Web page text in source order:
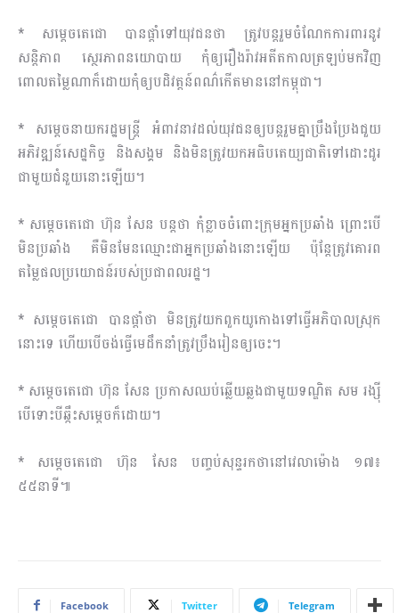
* សម្តេចតេជោ បានផ្តាំទៅយុវជនថា ត្រូវបន្តរួមចំណែកការពារនូវ
សន្តិភាព ស្ថេរភាពនយោបាយ កុំឲ្យរឿងរ៉ាវអតីតកាលត្រឡប់មកវិញ
ពោលតម្លៃណាក៏ដោយកុំឲ្យបដិវត្តន៍ពណ៌កើតមាននៅកម្ពុជា។
* សម្តេចនាយករដ្ឋមន្ត្រី អំពាវនាវដល់យុវជនឲ្យបន្តរួមគ្នាប្រឹងប្រែងជួយ
អភិវឌ្ឍន៍សេដ្ឋកិច្ច និងសង្គម ​និងមិនត្រូវយកអធិបតេយ្យជាតិទៅដោះដូរ
ជាមួយជំនួយនោះឡើយ។
* សម្តេចតេជោ ហ៊ុន សែន បន្តថា កុំខ្លាចចំពោះក្រុមអ្នកប្រឆាំង ព្រោះបើ
មិនប្រឆាំង គឺមិនមែនឈ្មោះជាអ្នកប្រឆាំងនោះឡើយ ប៉ុន្តែត្រូវគោរព
តម្លៃផលប្រយោជន៍របស់ប្រជាពលរដ្ឋ។
* សម្តេចតេជោ បានផ្តាំថា មិនត្រូវយកពួកយូកោងទៅធ្វើអភិបាលស្រុក
នោះទេ ហើយបើចង់ធ្វើមេដឹកនាំត្រូវប្រឹងរៀនឲ្យចេះ។
* សម្តេចតេជោ ហ៊ុន សែន ប្រកាសឈប់ឆ្លើយឆ្លងជាមួយទណ្ឌិត សម រង្ស៉ី
បើទោះបីឆ្កឹះសម្តេចក៏ដោយ។
* សម្តេចតេជោ ហ៊ុន សែន បញ្ចប់សុន្ទរកថានៅវេលាម៉ោង ១៧៖
៥៥នាទី៕
Facebook Twitter Telegram